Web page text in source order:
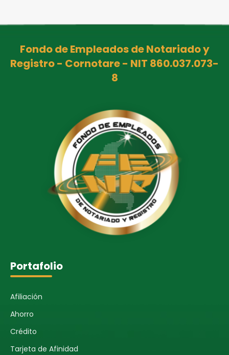
Fondo de Empleados de Notariado y
Registro - Cornotare - NIT 860.037.073-
8
Portafolio
Afiliación
Ahorro
Crédito
Tarjeta de Afinidad